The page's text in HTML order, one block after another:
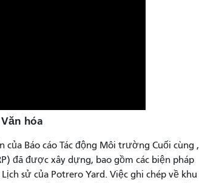
hóa
của Báo cáo Tác động Môi trường Cuối cùng ,
đã được xây dựng, bao gồm các biện pháp
sử của Potrero Yard. Việc ghi chép về khu